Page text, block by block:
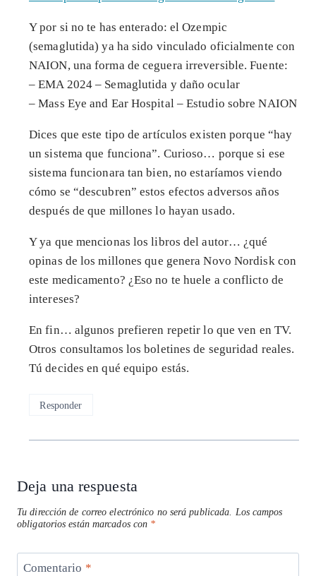
Y por si no te has enterado: el Ozempic
(semaglutida) ya ha sido vinculado oficialmente con
NAION, una forma de ceguera irreversible. Fuente:
– EMA 2024 – Semaglutida y daño ocular
– Mass Eye and Ear Hospital – Estudio sobre NAION
Dices que este tipo de artículos existen porque “hay
un sistema que funciona”. Curioso… porque si ese
sistema funcionara tan bien, no estaríamos viendo
cómo se “descubren” estos efectos adversos años
después de que millones lo hayan usado.
Y ya que mencionas los libros del autor… ¿qué
opinas de los millones que genera Novo Nordisk con
este medicamento? ¿Eso no te huele a conflicto de
intereses?
En fin… algunos prefieren repetir lo que ven en TV.
Otros consultamos los boletines de seguridad reales.
Tú decides en qué equipo estás.
Responder
Deja una respuesta
Tu dirección de correo electrónico no será publicada. Los campos
obligatorios están marcados con *
Comentario *